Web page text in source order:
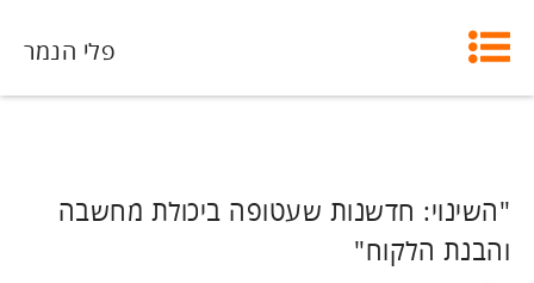
פלי הנמר
"השינוי: חדשנות שעטופה ביכולת מחשבה
והבנת הלקוח"